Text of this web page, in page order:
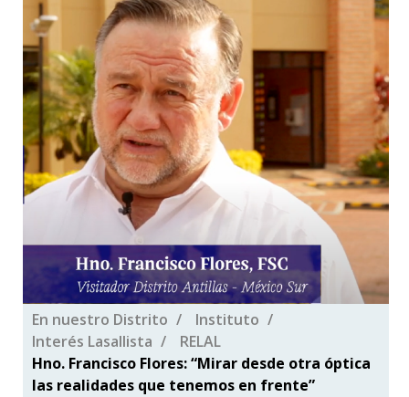
En nuestro Distrito
Instituto
Interés Lasallista
RELAL
Hno. Francisco Flores: “Mirar desde otra óptica
las realidades que tenemos en frente”